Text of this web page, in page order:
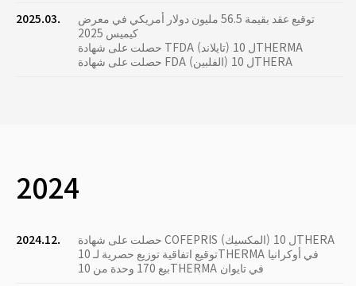
2025.03.
توقيع عقد بقيمة 56.5 مليون دولار أمريكي في معرض
كيميس 2025
حصلت على شهادة TFDA (تايلاند) ل 10THERMA
حصلت على شهادة FDA (الفلبين) ل 10THERA
2024
2024.12.
حصلت على شهادة COFEPRIS (المكسيك) ل 10THERA
توقيع اتفاقية توزيع حصرية لـ 10THERMA في أوكرانيا
بيع 170 وحدة من 10THERMA في تايوان